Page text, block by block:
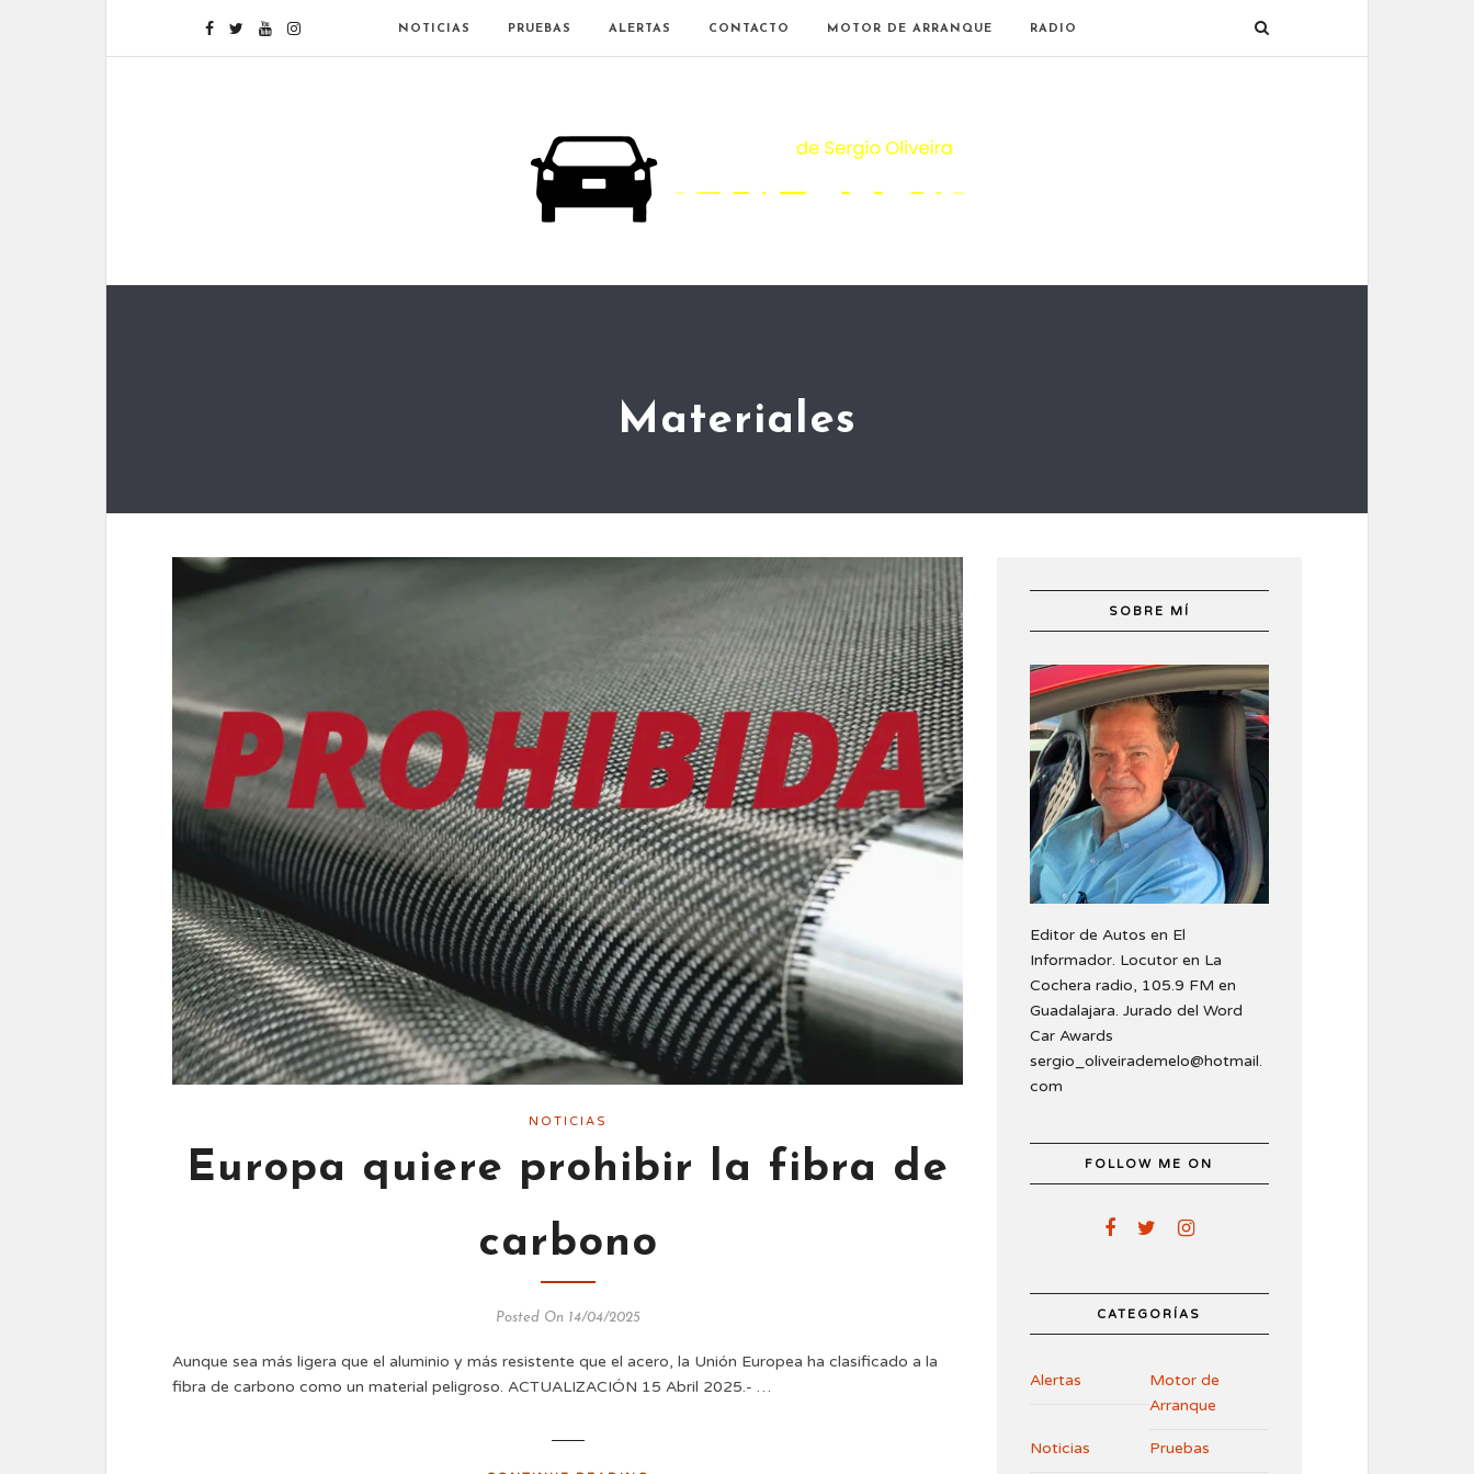
NOTICIAS PRUEBAS ALERTAS CONTACTO MOTOR DE ARRANQUE RADIO
Materiales
NOTICIAS
Europa quiere prohibir la fibra de
carbono
Posted On 14/04/2025
Aunque sea más ligera que el aluminio y más resistente que el acero, la Unión Europea ha clasificado a la
fibra de carbono como un material peligroso. ACTUALIZACIÓN 15 Abril 2025.- …
SOBRE MÍ
Editor de Autos en El
Informador. Locutor en La
Cochera radio, 105.9 FM en
Guadalajara. Jurado del Word
Car Awards
sergio_oliveirademelo@hotmail.
com
FOLLOW ME ON
CATEGORÍAS
Alertas
Motor de
Arranque
Noticias Pruebas